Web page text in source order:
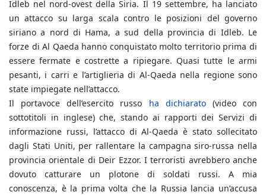
Idleb nel nord-ovest della Siria. Il 19 settembre, ha lanciato
un attacco su larga scala contro le posizioni del governo
siriano a nord di Hama, a sud della provincia di Idleb. Le
forze di Al Qaeda hanno conquistato molto territorio prima di
essere fermate e costrette a ripiegare. Quasi tutte le armi
pesanti, i carri e l’artiglieria di Al-Qaeda nella regione sono
state impiegate nell’attacco.
Il portavoce dell’esercito russo ha dichiarato(video con
sottotitoli in inglese) che, stando ai rapporti dei Servizi di
informazione russi, l’attacco di Al-Qaeda è stato sollecitato
dagli Stati Uniti, per rallentare la campagna siro-russa nella
provincia orientale di Deir Ezzor. I terroristi avrebbero anche
dovuto catturare un plotone di soldati russi. A mia
conoscenza, è la prima volta che la Russia lancia un’accusa